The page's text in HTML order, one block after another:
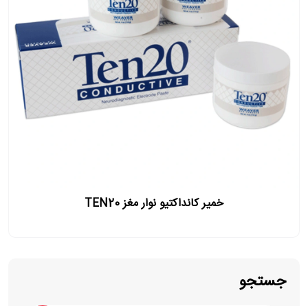
خمیر کانداکتیو نوار مغز TEN20
جستجو